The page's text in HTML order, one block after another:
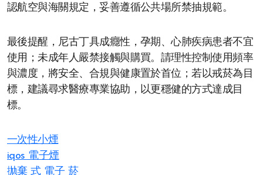
認航空與海關規定，妥善遵循公共場所禁抽規範。
最後提醒，尼古丁具成癮性，孕期、心肺疾病患者不宜
使用；未成年人嚴禁接觸與購買。請理性控制使用頻率
與濃度，將安全、合規與健康置於首位；若以戒菸為目
標，建議尋求醫療專業協助，以更穩健的方式達成目
標。
一次性小煙
iqos 電子煙​
拋棄 式 電子 菸​